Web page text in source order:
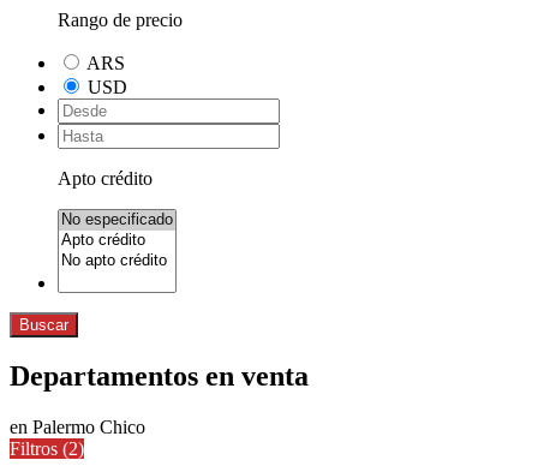
Rango de precio
ARS
USD
Apto crédito
Buscar
Departamentos en venta
en Palermo Chico
Filtros (2)